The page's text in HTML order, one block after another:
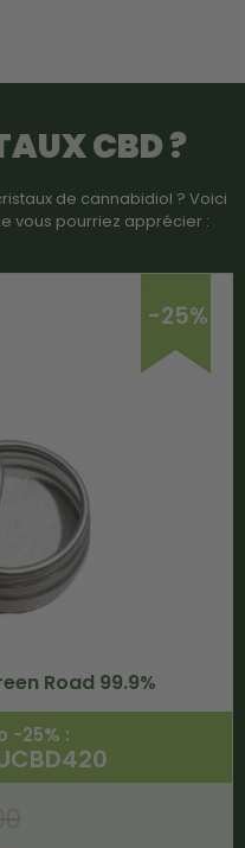
CBD ?
de cannabidiol ? Voici
vous pourriez apprécier :
-25%
Road 99.9%
-25% :